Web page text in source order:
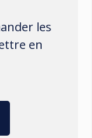
les
en